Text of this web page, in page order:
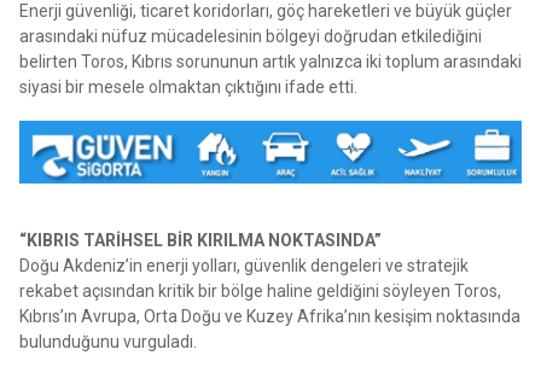
Enerji güvenliği, ticaret koridorları, göç hareketleri ve büyük güçler
arasındaki nüfuz mücadelesinin bölgeyi doğrudan etkilediğini
belirten Toros, Kıbrıs sorununun artık yalnızca iki toplum arasındaki
siyasi bir mesele olmaktan çıktığını ifade etti.
“KIBRIS TARİHSEL BİR KIRILMA NOKTASINDA”
Doğu Akdeniz’in enerji yolları, güvenlik dengeleri ve stratejik
rekabet açısından kritik bir bölge haline geldiğini söyleyen Toros,
Kıbrıs’ın Avrupa, Orta Doğu ve Kuzey Afrika’nın kesişim noktasında
bulunduğunu vurguladı.